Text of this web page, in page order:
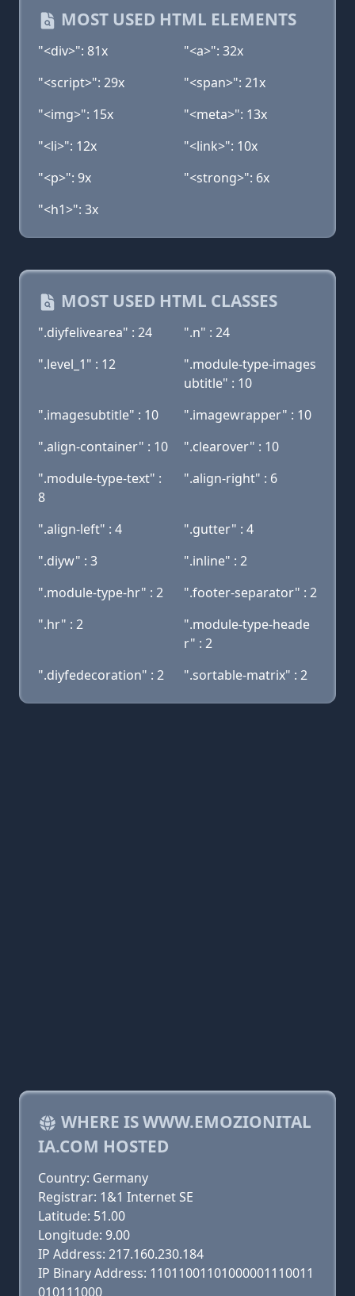
MOST USED HTML ELEMENTS
"<div>": 81x
"<a>": 32x
"<script>": 29x
"<span>": 21x
"<img>": 15x
"<meta>": 13x
"<li>": 12x
"<link>": 10x
"<p>": 9x
"<strong>": 6x
"<h1>": 3x
MOST USED HTML CLASSES
".diyfelivearea" : 24
".n" : 24
".level_1" : 12
".module-type-images
ubtitle" : 10
".imagesubtitle" : 10
".imagewrapper" : 10
".align-container" : 10
".clearover" : 10
".module-type-text" :
8
".align-right" : 6
".align-left" : 4
".gutter" : 4
".diyw" : 3
".inline" : 2
".module-type-hr" : 2
".footer-separator" : 2
".hr" : 2
".module-type-heade
r" : 2
".diyfedecoration" : 2
".sortable-matrix" : 2
WHERE IS WWW.EMOZIONITAL
IA.COM HOSTED
Country: Germany
Registrar: 1&1 Internet SE
Latitude: 51.00
Longitude: 9.00
IP Address: 217.160.230.184
IP Binary Address: 11011001101000001110011
010111000